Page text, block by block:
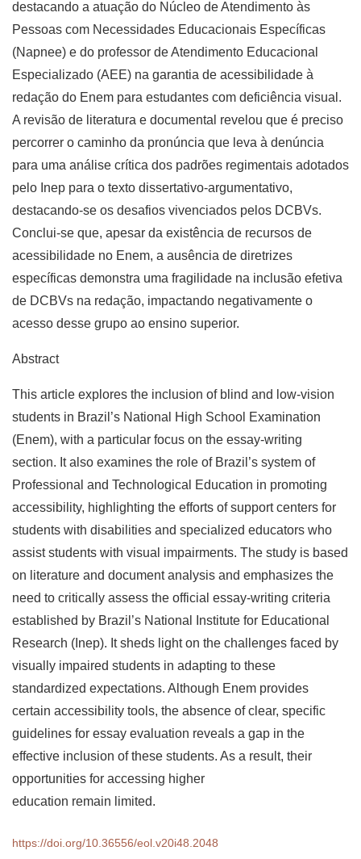
destacando a atuação do Núcleo de Atendimento às
Pessoas com Necessidades Educacionais Específicas
(Napnee) e do professor de Atendimento Educacional
Especializado (AEE) na garantia de acessibilidade à
redação do Enem para estudantes com deficiência visual.
A revisão de literatura e documental revelou que é preciso
percorrer o caminho da pronúncia que leva à denúncia
para uma análise crítica dos padrões regimentais adotados
pelo Inep para o texto dissertativo-argumentativo,
destacando-se os desafios vivenciados pelos DCBVs.
Conclui-se que, apesar da existência de recursos de
acessibilidade no Enem, a ausência de diretrizes
específicas demonstra uma fragilidade na inclusão efetiva
de DCBVs na redação, impactando negativamente o
acesso desse grupo ao ensino superior.
Abstract
This article explores the inclusion of blind and low-vision
students in Brazil’s National High School Examination
(Enem), with a particular focus on the essay-writing
section. It also examines the role of Brazil’s system of
Professional and Technological Education in promoting
accessibility, highlighting the efforts of support centers for
students with disabilities and specialized educators who
assist students with visual impairments. The study is based
on literature and document analysis and emphasizes the
need to critically assess the official essay-writing criteria
established by Brazil’s National Institute for Educational
Research (Inep). It sheds light on the challenges faced by
visually impaired students in adapting to these
standardized expectations. Although Enem provides
certain accessibility tools, the absence of clear, specific
guidelines for essay evaluation reveals a gap in the
effective inclusion of these students. As a result, their
opportunities for accessing higher
education remain limited.
https://doi.org/10.36556/eol.v20i48.2048